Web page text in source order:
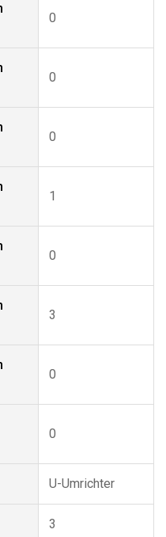
0
0
0
1
0
3
0
0
U-Umrichter
3